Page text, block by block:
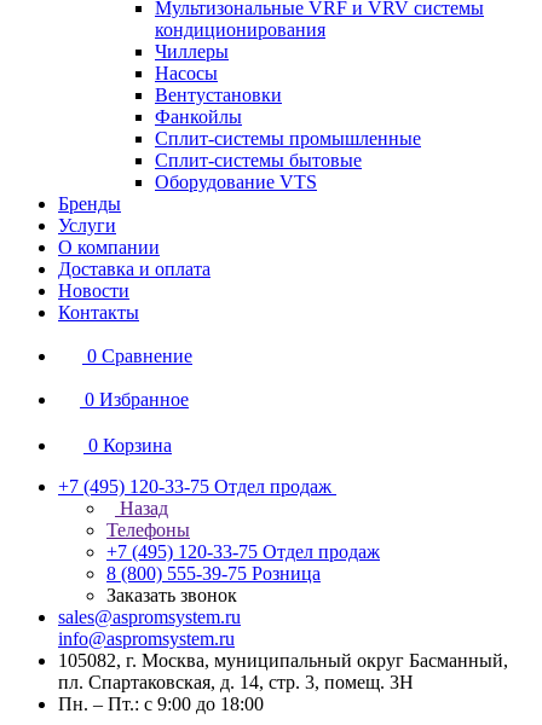
Мультизональные VRF и VRV системы
кондиционирования
Чиллеры
Насосы
Вентустановки
Фанкойлы
Сплит-системы промышленные
Сплит-системы бытовые
Оборудование VTS
Бренды
Услуги
О компании
Доставка и оплата
Новости
Контакты
0 Сравнение
0 Избранное
0 Корзина
+7 (495) 120-33-75 Отдел продаж
Назад
Телефоны
+7 (495) 120-33-75 Отдел продаж
8 (800) 555-39-75 Розница
Заказать звонок
sales@aspromsystem.ru
info@aspromsystem.ru
105082, г. Москва, муниципальный округ Басманный,
пл. Спартаковская, д. 14, стр. 3, помещ. 3Н
Пн. – Пт.: с 9:00 до 18:00